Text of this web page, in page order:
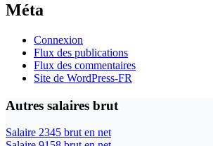
Méta
Connexion
Flux des publications
Flux des commentaires
Site de WordPress-FR
Autres salaires brut
Salaire 2345 brut en net